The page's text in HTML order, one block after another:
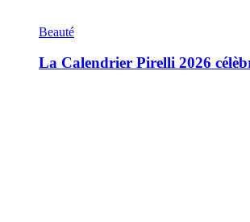
Beauté
La Calendrier Pirelli 2026